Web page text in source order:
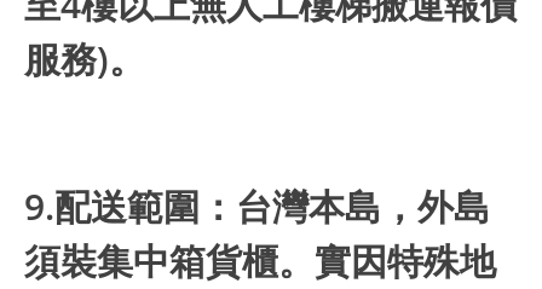
服務)。
9.配送範圍：台灣本島，外島
須裝集中箱貨櫃。實因特殊地